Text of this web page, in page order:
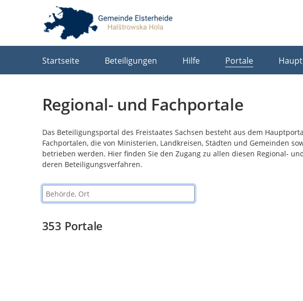
Startseite Beteiligungen Hilfe Portale
Regional- und Fachportale
Das Beteiligungsportal des Freistaates Sachsen besteht aus dem
Fachportalen, die von Ministerien, Landkreisen, Städten und Gemeinden
betrieben werden. Hier finden Sie den Zugang zu allen diesen Regional-
deren Beteiligungsverfahren.
Behörde, Ort
353 Portale